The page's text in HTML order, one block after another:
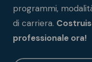
programmi,
di carriera.
professionale ora!